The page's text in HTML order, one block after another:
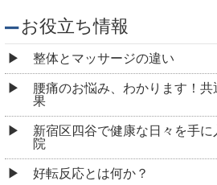
お役立ち情報
整体とマッサージの違い
腰痛のお悩み、わかります！
果
新宿区四谷で健康な日々を手
院
好転反応とは何か？